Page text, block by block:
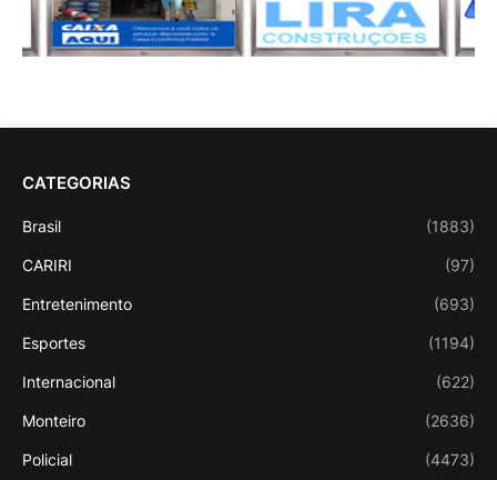
CATEGORIAS
Brasil (1883)
CARIRI (97)
Entretenimento (693)
Esportes (1194)
Internacional (622)
Monteiro (2636)
Policial (4473)